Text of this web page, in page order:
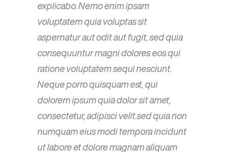
explicabo. Nemo enim ipsam
voluptatem quia voluptas sit
aspernatur aut odit aut fugit, sed quia
consequuntur magni dolores eos qui
ratione voluptatem sequi nesciunt.
Neque porro quisquam est, qui
dolorem ipsum quia dolor sit amet,
consectetur, adipisci velit.sed quia non
numquam eius modi tempora incidunt
ut labore et dolore magnam aliquam